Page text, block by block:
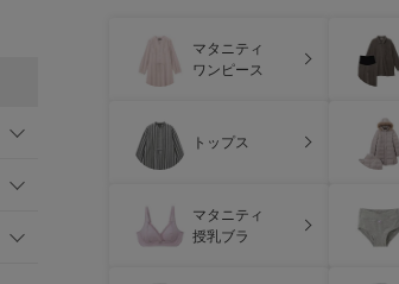
マタニティ
ワンピース
トップス
マタニティ
授乳ブラ